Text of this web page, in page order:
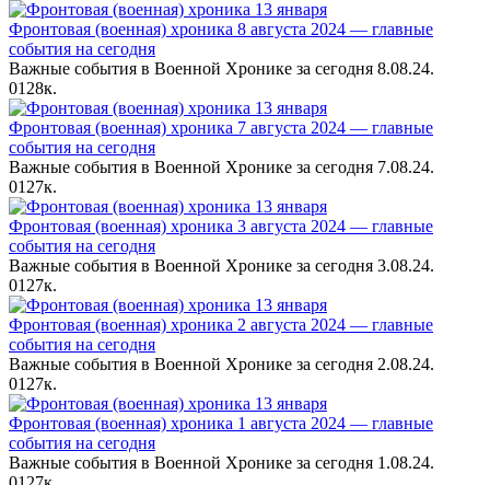
Фронтовая (военная) хроника 8 августа 2024 — главные
события на сегодня
Важные события в Военной Хронике за сегодня 8.08.24.
0128к.
Фронтовая (военная) хроника 7 августа 2024 — главные
события на сегодня
Важные события в Военной Хронике за сегодня 7.08.24.
0127к.
Фронтовая (военная) хроника 3 августа 2024 — главные
события на сегодня
Важные события в Военной Хронике за сегодня 3.08.24.
0127к.
Фронтовая (военная) хроника 2 августа 2024 — главные
события на сегодня
Важные события в Военной Хронике за сегодня 2.08.24.
0127к.
Фронтовая (военная) хроника 1 августа 2024 — главные
события на сегодня
Важные события в Военной Хронике за сегодня 1.08.24.